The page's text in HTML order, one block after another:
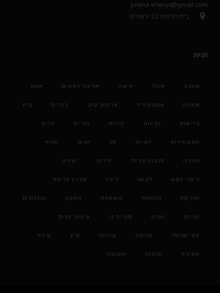
pnima.sherut@gmail.com
בית הדפוס 22 ירושלים
תגיות
אהבה אוכל אישה אלינור רחמים אמא
אמונה אקססוריז ארוחת ערב בגדים בית
בריאות גבינות הורות הורים הריון
התמודדות זוגיות חג חגים חורף
חנוכה חרבות ברזל ילדים יצירה
כיסוי ראש לבוש לידה מגזין פנימה
מוזיקה מלחמה משפחה מתכון מתכונים
נשיות נשים סטיילינג עיצוב פנים
עם ישראל פנימה קורונה קיץ שירה
תפילה תרבות תשובה